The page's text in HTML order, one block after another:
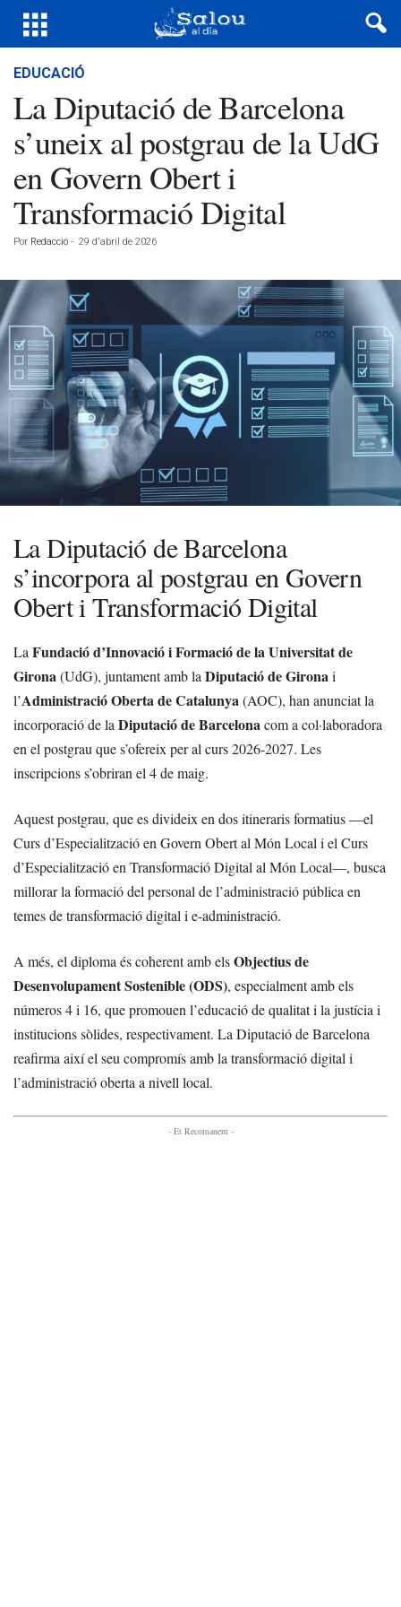
EDUCACIÓ
La Diputació de Barcelona
s’uneix al postgrau de la UdG
en Govern Obert i
Transformació Digital
Por Redacció - 29 d'abril de 2026
La Diputació de Barcelona
s’incorpora al postgrau en Govern
Obert i Transformació Digital
La Fundació d’Innovació i Formació de la Universitat de
Girona(UdG), juntament amb la Diputació de Gironai
l’Administració Oberta de Catalunya(AOC), han anunciat la
incorporació de la Diputació de Barcelonacom a col·laboradora
en el postgrau que s’ofereix per al curs 2026-2027. Les
inscripcions s’obriran el 4 de maig.
Aquest postgrau, que es divideix en dos itineraris formatius —el
Curs d’Especialització en Govern Obert al Món Local i el Curs
d’Especialització en Transformació Digital al Món Local—, busca
millorar la formació del personal de l’administració pública en
temes de transformació digital i e-administració.
A més, el diploma és coherent amb elsObjectius de
Desenvolupament Sostenible (ODS), especialment amb els
números 4 i 16, que promouen l’educació de qualitat i la justícia i
institucions sòlides, respectivament. La Diputació de Barcelona
reafirma així el seu compromís amb la transformació digital i
l’administració oberta a nivell local.
- Et Recomanem -